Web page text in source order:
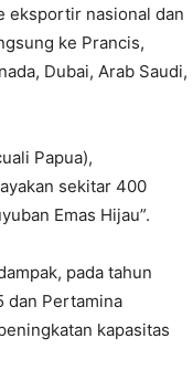
eksportir nasional dan
ke Prancis,
Dubai, Arab Saudi,
Papua),
sekitar 400
Emas Hijau”.
pada tahun
dan Pertamina
kapasitas